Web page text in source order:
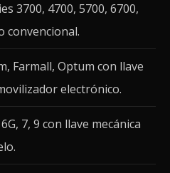
3700, 4700, 5700, 6700,
convencional.
Farmall, Optum con llave
electrónico.
7, 9 con llave mecánica